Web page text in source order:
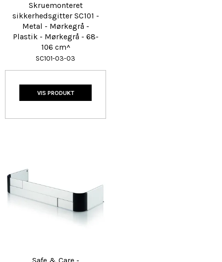
Skruemonteret
sikkerhedsgitter SC101 -
Metal - Mørkegrå -
Plastik - Mørkegrå - 68-
106 cm^
SC101-03-03
VIS PRODUKT